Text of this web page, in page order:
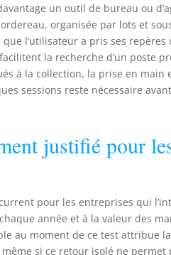
un outil de bureau ou
organisée par lots et
l’utilisateur a pris ses repères
la recherche d’un poste
à la collection, la prise en main
sessions reste nécessaire
justifié pour
pour les entreprises qui
année et à la valeur des
au moment de ce test attribue
si ce retour isolé ne permet